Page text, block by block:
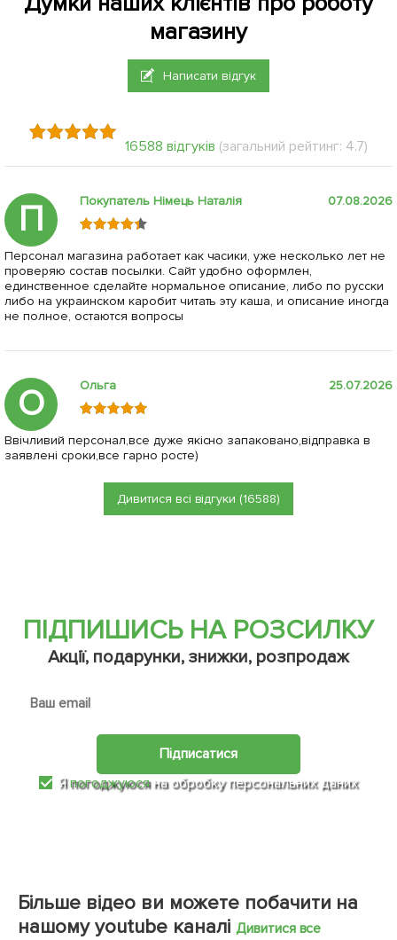
магазину
Написати відгук
16588 відгуків (загальний рейтинг: 4.7)
П Покупатель Німець Наталія 07.08.2026
Персонал магазина работает как часики, уже несколько лет не
проверяю состав посылки. Сайт удобно оформлен,
единственное сделайте нормальное описание, либо по русски
либо на украинском каробит читать эту каша, и описание иногда
не полное, остаются вопросы
О Ольга 25.07.2026
Ввічливий персонал,все дуже якісно запаковано,відправка в
заявлені сроки,все гарно росте)
Дивитися всі відгуки (16588)
ПІДПИШИСЬ НА РОЗСИЛКУ
Акції, подарунки, знижки, розпродаж
Підписатися
Япогоджуюся на обробку персональних даних
Більше відео ви можете побачити на
нашому youtube каналі Дивитися все